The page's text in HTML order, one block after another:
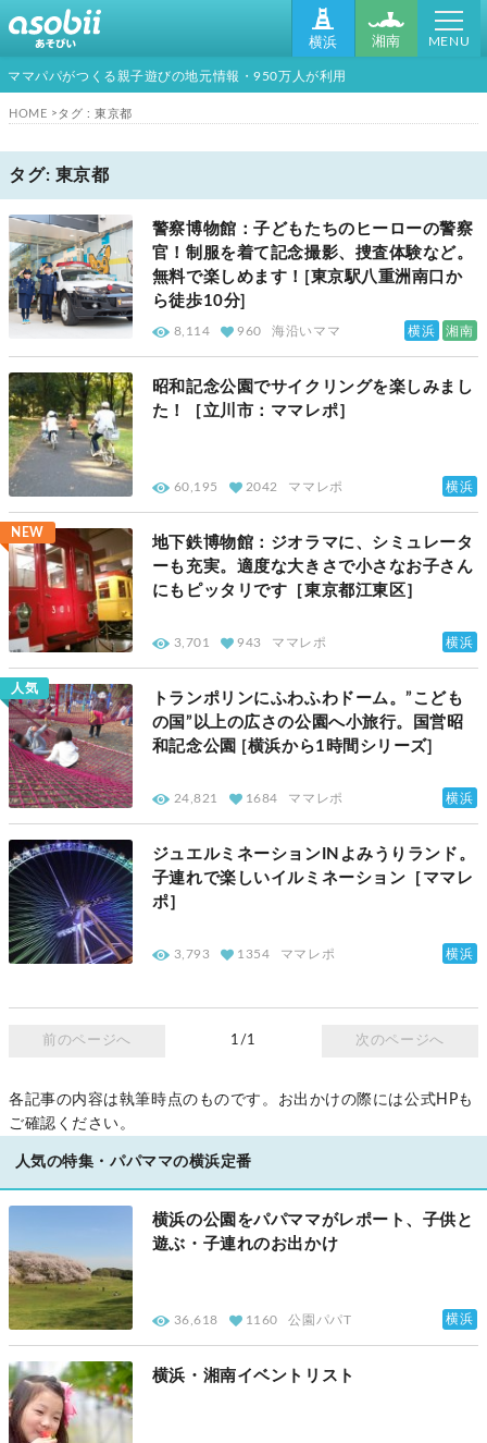
横浜 湘南 MENU
ママパパがつくる親子遊びの地元情報・950万人が利用
HOME タグ : 東京都
タグ: 東京都
警察博物館：子どもたちのヒーローの警察
官！制服を着て記念撮影、捜査体験など。
無料で楽しめます！[東京駅八重洲南口か
ら徒歩10分]
8,114 960 海沿いママ 横浜 湘南
昭和記念公園でサイクリングを楽しみまし
た！［立川市：ママレポ］
60,195 2042 ママレポ 横浜
NEW
地下鉄博物館：ジオラマに、シミュレータ
ーも充実。適度な大きさで小さなお子さん
にもピッタリです［東京都江東区］
3,701 943 ママレポ 横浜
人気
トランポリンにふわふわドーム。”こども
の国”以上の広さの公園へ小旅行。国営昭
和記念公園 [横浜から1時間シリーズ]
24,821 1684 ママレポ 横浜
ジュエルミネーションINよみうりランド。
子連れで楽しいイルミネーション［ママレ
ポ］
3,793 1354 ママレポ 横浜
前のページへ 1/1 次のページへ
各記事の内容は執筆時点のものです。お出かけの際には公式HPも
ご確認ください。
人気の特集・パパママの横浜定番
横浜の公園をパパママがレポート、子供と
遊ぶ・子連れのお出かけ
36,618 1160 公園パパT 横浜
横浜・湘南イベントリスト